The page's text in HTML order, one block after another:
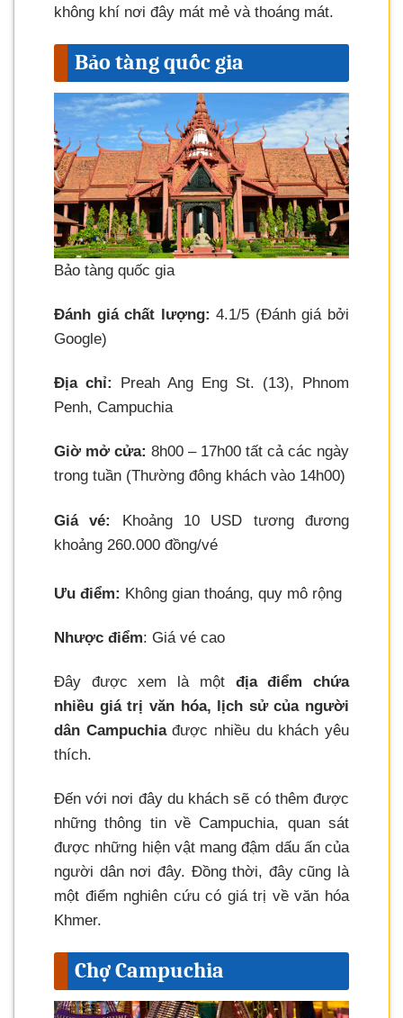
không khí nơi đây mát mẻ và thoáng mát.
Bảo tàng quốc gia
Bảo tàng quốc gia
Đánh giá chất lượng: 4.1/5 (Đánh giá bởi
Google)
Địa chỉ:
Preah Ang Eng St. (13), Phnom
Penh, Campuchia
Giờ mở cửa: 8h00 – 17h00 tất cả các ngày
trong tuần (Thường đông khách vào 14h00)
Giá vé:
Khoảng 10 USD tương đương
khoảng 260.000 đồng/vé
Ưu điểm: Không gian thoáng, quy mô rộng
Nhược điểm: Giá vé cao
Đây được xem là một địa điểm chứa
nhiều giá trị văn hóa, lịch sử của người
dân Campuchiađược nhiều du khách yêu
thích.
Đến với nơi đây du khách sẽ có thêm được
những thông tin về Campuchia, quan sát
được những hiện vật mang đậm dấu ấn của
người dân nơi đây. Đồng thời, đây cũng là
một điểm nghiên cứu có giá trị về văn hóa
Khmer.
Chợ Campuchia